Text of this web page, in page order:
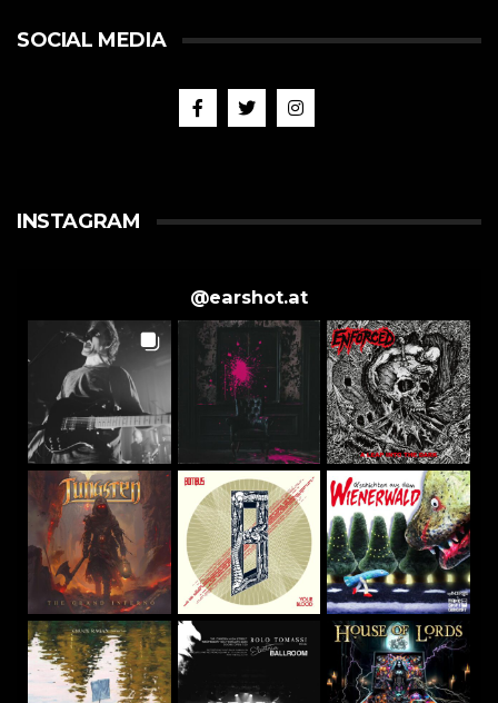
SOCIAL MEDIA
INSTAGRAM
@earshot.at